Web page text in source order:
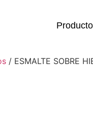
/ ESMALTE SOBRE